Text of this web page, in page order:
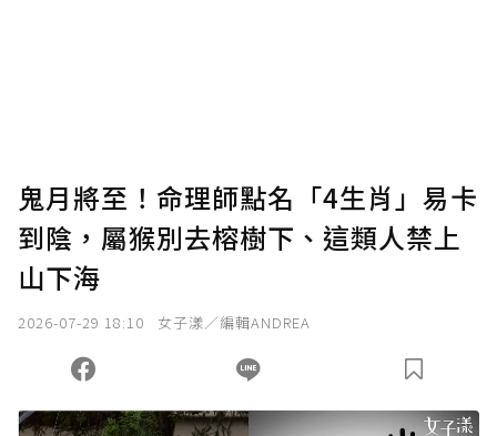
確認送出
您當前剩餘 U 利點數：0點；前往 購買點數
鬼月將至！命理師點名「4生肖」易卡
到陰，屬猴別去榕樹下、這類人禁上
山下海
2026-07-29 18:10 女子漾／編輯ANDREA